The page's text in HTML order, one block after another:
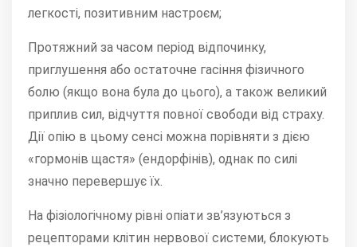
легкості, позитивним настроєм;
Протяжний за часом період відпочинку,
приглушення або остаточне гасіння фізичного
болю (якщо вона була до цього), а також великий
приплив сил, відчуття повної свободи від страху.
Дії опію в цьому сенсі можна порівняти з дією
«гормонів щастя» (ендорфінів), однак по силі
значно перевершує їх.
На фізіологічному рівні опіати зв’язуються з
рецепторами клітин нервової системи, блокують